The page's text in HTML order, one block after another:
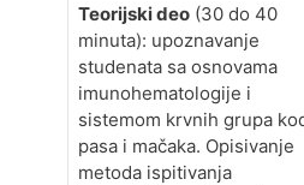
Teorijski deo (30 do 40
minuta): upoznavanje
studenata sa osnovama
imunohematologije i
sistemom krvnih grupa
pasa i mačaka. Opisivanje
metoda ispitivanja